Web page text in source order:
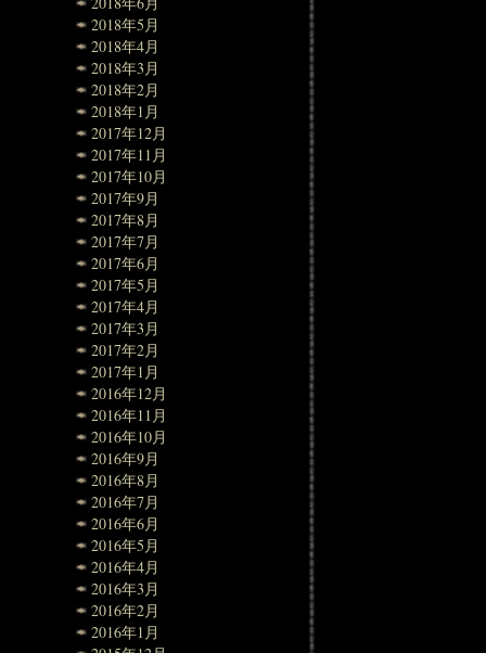
2018年5月
2018年4月
2018年3月
2018年2月
2018年1月
2017年12月
2017年11月
2017年10月
2017年9月
2017年8月
2017年7月
2017年6月
2017年5月
2017年4月
2017年3月
2017年2月
2017年1月
2016年12月
2016年11月
2016年10月
2016年9月
2016年8月
2016年7月
2016年6月
2016年5月
2016年4月
2016年3月
2016年2月
2016年1月